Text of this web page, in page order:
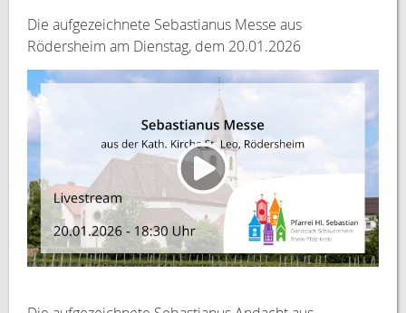
Die aufgezeichnete Sebastianus Messe aus
Rödersheim am Dienstag, dem 20.01.2026